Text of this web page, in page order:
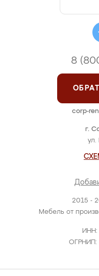
2015 -
Мебель от
ИНН:
ОГРНИП:
г.
ул.
8
corp-